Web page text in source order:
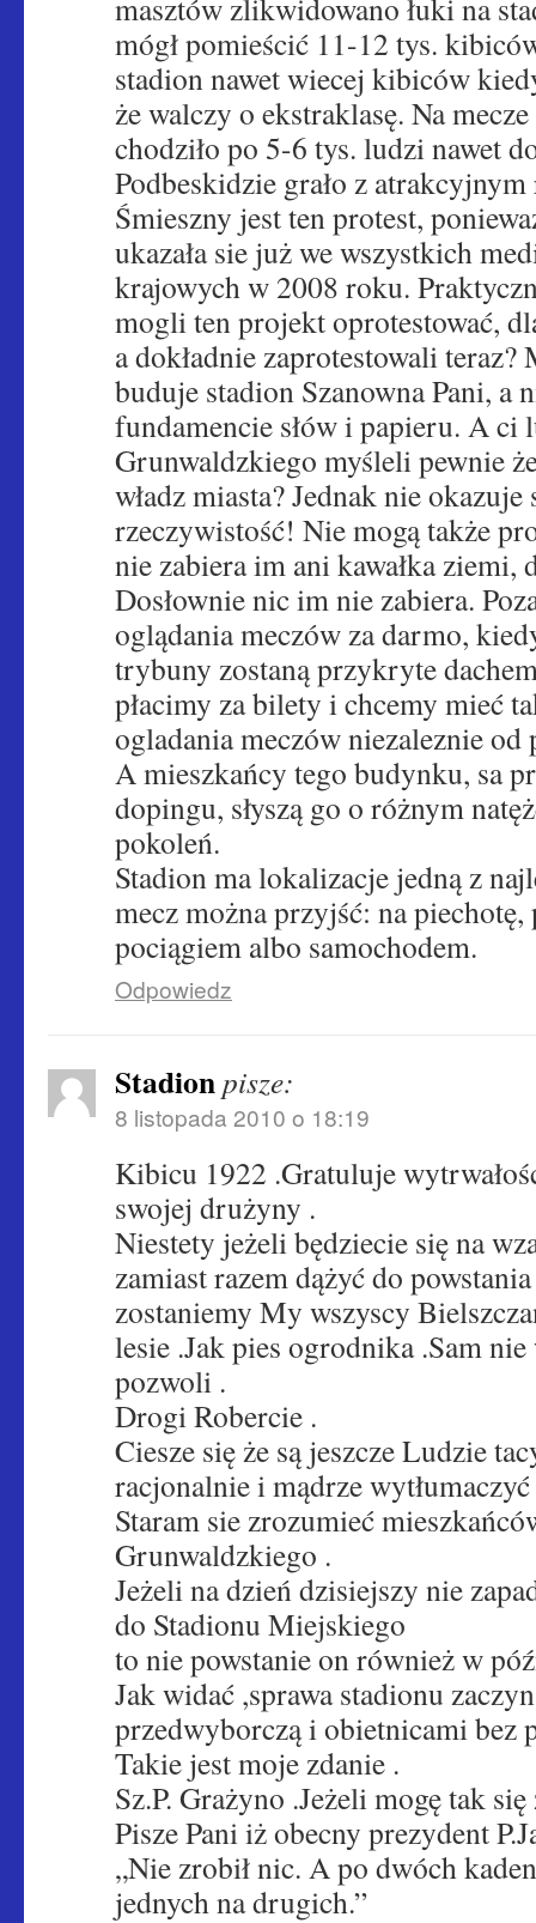
masztów zlikwidowano łuki na
mógł pomieścić 11-12 tys.
stadion nawet wiecej kibiców
że walczy o ekstraklasę. Na
chodziło po 5-6 tys. ludzi nawet
Podbeskidzie grało z
Śmieszny jest ten protest,
ukazała sie już we wszystkich
krajowych w 2008 roku.
mogli ten projekt oprotestować,
a dokładnie zaprotestowali
buduje stadion Szanowna Pani, a
fundamencie słów i papieru. A ci
Grunwaldzkiego myśleli pewnie
władz miasta? Jednak nie okazuje
rzeczywistość! Nie mogą także
nie zabiera im ani kawałka ziemi,
Dosłownie nic im nie zabiera.
oglądania meczów za darmo,
trybuny zostaną przykryte
płacimy za bilety i chcemy mieć
ogladania meczów niezaleznie
A mieszkańcy tego budynku, sa
dopingu, słyszą go o różnym
pokoleń.
Stadion ma lokalizacje jedną z
mecz można przyjść: na
pociągiem albo samochodem.
Odpowiedz
Stadionpisze:
8 listopada 2010 o 18:19
Kibicu 1922 .Gratuluje
swojej drużyny .
Niestety jeżeli będziecie się na
zamiast razem dążyć do
zostaniemy My wszyscy
lesie .Jak pies ogrodnika .Sam
pozwoli .
Drogi Robercie .
Ciesze się że są jeszcze Ludzie
racjonalnie i mądrze wytłumaczyć
Staram sie zrozumieć
Grunwaldzkiego .
Jeżeli na dzień dzisiejszy nie
do Stadionu Miejskiego
to nie powstanie on również w
Jak widać ,sprawa stadionu
przedwyborczą i obietnicami bez
Takie jest moje zdanie .
Sz.P. Grażyno .Jeżeli mogę tak
Pisze Pani iż obecny prezydent
„Nie zrobił nic. A po dwóch
jednych na drugich.”